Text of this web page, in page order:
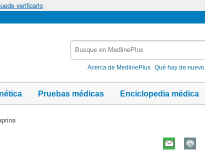
verificarlo
MedlinePlus
Acerca de MedlinePlus Qué hay de nuevo
Pruebas médicas Enciclopedia médica